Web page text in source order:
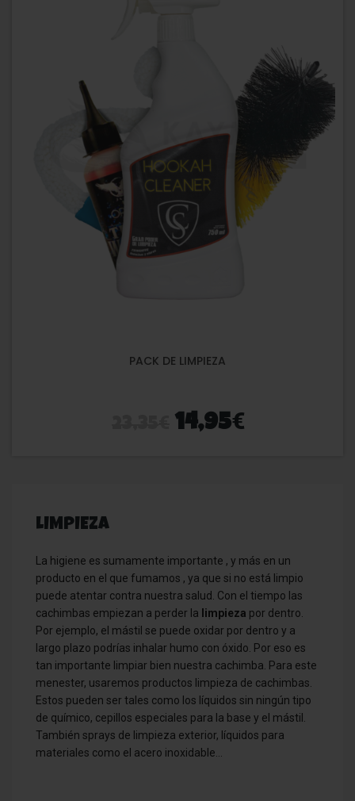
PACK DE LIMPIEZA
14,95€
LIMPIEZA
La higiene es sumamente importante , y más en un
producto en el que fumamos , ya que si no está limpio
puede atentar contra nuestra salud. Con el tiempo las
cachimbas empiezan a perder la limpieza por dentro.
Por ejemplo, el mástil se puede oxidar por dentro y a
largo plazo podrías inhalar humo con óxido. Por eso es
tan importante limpiar bien nuestra cachimba. Para este
menester, usaremos productos limpieza de cachimbas.
Estos pueden ser tales como los líquidos sin ningún tipo
de químico, cepillos especiales para la base y el mástil.
También sprays de limpieza exterior, líquidos para
materiales como el acero inoxidable…